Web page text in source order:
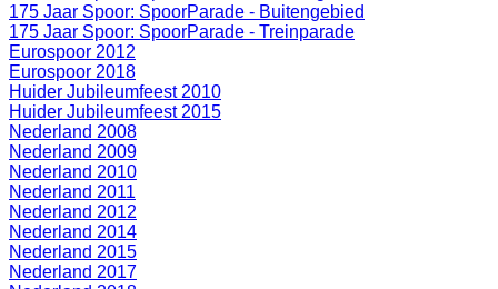
175 Jaar Spoor: SpoorParade - Buitengebied
175 Jaar Spoor: SpoorParade - Treinparade
Eurospoor 2012
Eurospoor 2018
Huider Jubileumfeest 2010
Huider Jubileumfeest 2015
Nederland 2008
Nederland 2009
Nederland 2010
Nederland 2011
Nederland 2012
Nederland 2014
Nederland 2015
Nederland 2017